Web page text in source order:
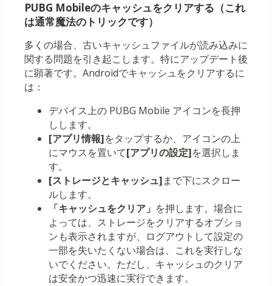
PUBG Mobileのキャッシュをクリアする（これ
は通常魔法のトリックです）
多くの場合、古いキャッシュファイルが読み込みに
関する問題を引き起こします。特にアップデート後
に顕著です。Androidでキャッシュをクリアするに
は：
デバイス上の PUBG Mobile アイコンを長押
しします。
[アプリ情報]をタップするか、アイコンの上
にマウスを置いて[アプリの設定]を選択しま
す。
[ストレージとキャッシュ]まで下にスクロー
ルします。
「キャッシュをクリア」 を押します。場合に
よっては、ストレージをクリアするオプショ
ンも表示されますが、ログアウトして設定の
一部を失いたくない場合は、これを実行しな
いでください。ただし、キャッシュのクリア
は安全かつ迅速に実行できます。